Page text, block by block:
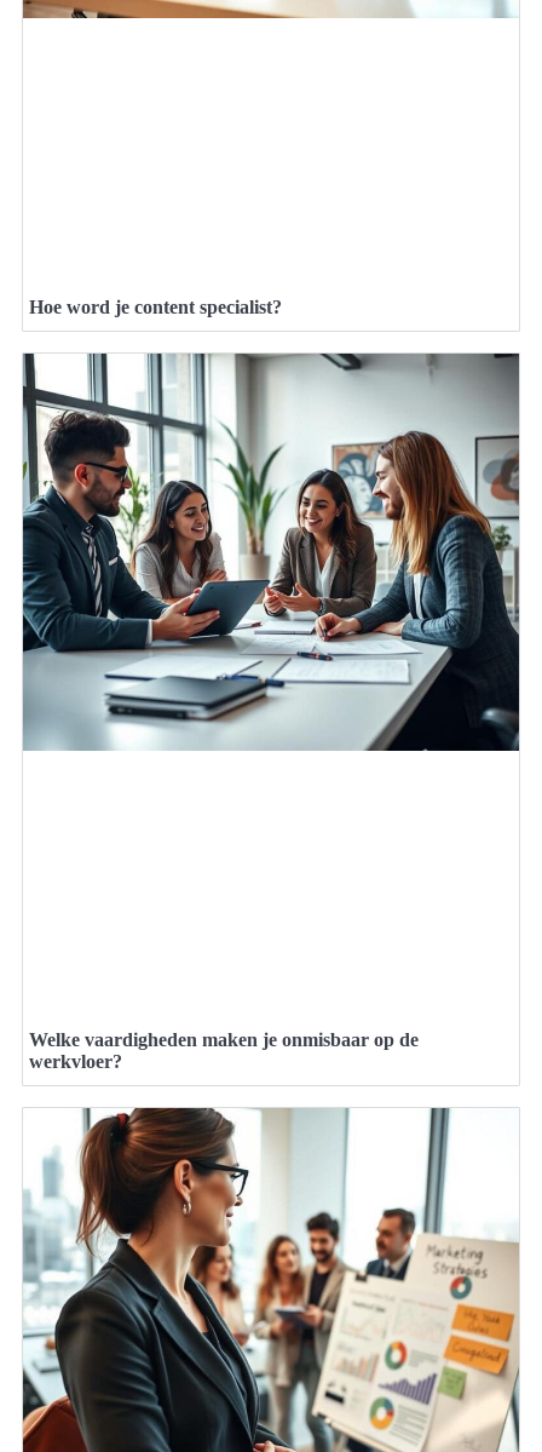
Hoe word je content specialist?
Welke vaardigheden maken je onmisbaar op de
werkvloer?